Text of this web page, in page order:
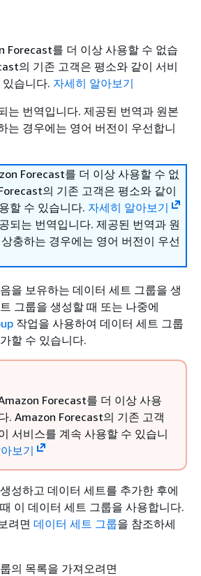
Forecast를 더 이상 사용할 수 없습
의 기존 고객은 평소와 같이 서비
습니다. 자세히 알아보기
는 번역입니다. 제공된 번역과 원본
는 경우에는 영어 버전이 우선합니
Forecast를 더 이상 사용할 수 없
의 기존 고객은 평소와 같이
할 수 있습니다. 자세히 알아보기
되는 번역입니다. 제공된 번역과 원
충하는 경우에는 영어 버전이 우선
을 보유하는 데이터 세트 그룹을 생
그룹을 생성할 때 또는 나중에
작업을 사용하여 데이터 세트 그룹
할 수 있습니다.
Forecast를 더 이상 사용
. Amazon Forecast의 기존 고객
서비스를 계속 사용할 수 있습니
보기
성하고 데이터 세트를 추가한 후에
이 데이터 세트 그룹을 사용합니다.
려면 데이터 세트 그룹을 참조하세
의 목록을 가져오려면